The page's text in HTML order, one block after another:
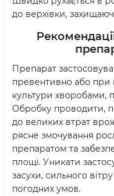
до верхівки,
Препарат
превентивно або при
культури хворобами,
Обробку проводити,
до великих втрат
рясне змочування
препаратом та
площі. Уникати
засухи, сильного
погодних умов.